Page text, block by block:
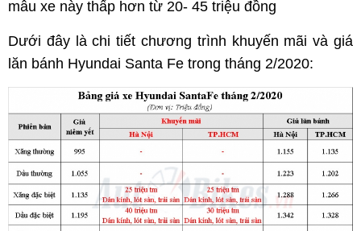
mẫu xe này thấp hơn từ 20- 45 triệu đồng
Dưới đây là chi tiết chương trình khuyến mãi và giá
lăn bánh Hyundai Santa Fe trong tháng 2/2020: